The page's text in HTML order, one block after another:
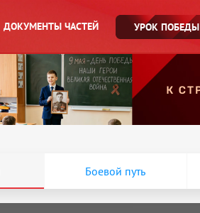
ДОКУМЕНТЫ ЧАСТЕЙ УРОК ПОБЕДЫ
Боевой путь